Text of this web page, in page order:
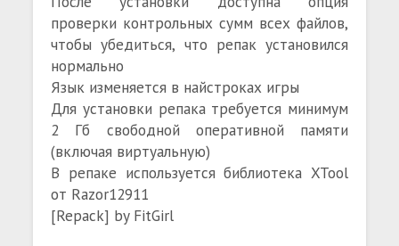
проверки контрольных сумм всех файлов,
чтобы убедиться, что репак установился
нормально
Язык изменяется в найстроках игры
Для установки репака требуется минимум
2 Гб свободной оперативной памяти
(включая виртуальную)
В репаке используется библиотека XTool
от Razor12911
[Repack] by FitGirl